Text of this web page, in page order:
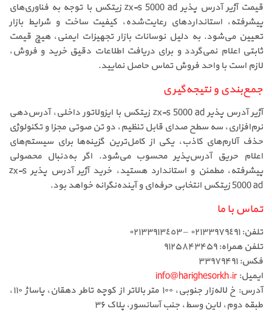
قیمت آژیر آدرس پذیر zx-s 5000 ad زیتکس با توجه به فناوری‌های
پیشرفته، استانداردهای رعایت‌شده، کیفیت ساخت و شرایط بازار
تعیین می‌شود. به دلیل نوسانات بازار تجهیزات ایمنی، هیچ قیمت
ثابتی اعلام نمی‌گردد و برای دریافت اطلاعات دقیق خرید و فروش،
لازم است با واحد فروش تماس حاصل نمایید.
جمع‌بندی و نتیجه‌گیری
آژیر آدرس پذیر zx-s 5000 ad زیتکس با ایزولاتور داخلی، آدرس‌دهی
نرم‌افزاری، سه سطح صدای قابل تنظیم، دو تن صوتی مجزا و تکنولوژی
حذف آلارم‌های کاذب، یکی از کامل‌ترین گزینه‌ها برای سیستم‌های
اعلام حریق آدرس‌پذیر محسوب می‌شود. اگر به‌دنبال محصولی
پیشرفته، مطمئن و استاندارد هستید، خرید آژیر آدرس پذیر zx-s
5000 ad زیتکس انتخابی حرفه‌ای و آینده‌نگرانه خواهد بود.
تماس با ما
تلفن: ٠٢١٣٣٩٧٩٤٩١ – ٠٢١٣٣٩١٣٤٥٣
تلفن همراه: ۹۱۲۵۸۴۳۴۵۹
فکس: ۳۳۹۷۹۴۹۱
ایمیل:info@harighesorkh.ir
آدرس: خ لاله‌زار جنوبی، ۱۰۰ متر بالاتر از کوچه تاطر دهقان، پاساژ ۱۱۰،
طبقه دوم، لاین وسط، جنب آسانسور، پلاک ۳۶